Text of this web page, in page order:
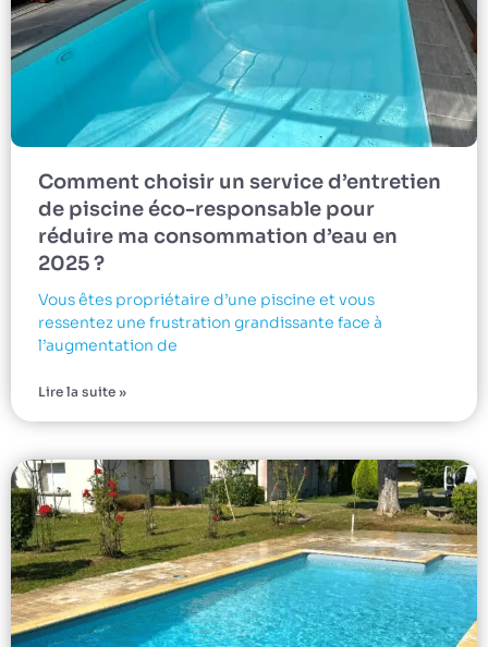
Comment choisir un service d’entretien
de piscine éco-responsable pour
réduire ma consommation d’eau en
2025 ?
Vous êtes propriétaire d’une piscine et vous
ressentez une frustration grandissante face à
l’augmentation de
Lire la suite »